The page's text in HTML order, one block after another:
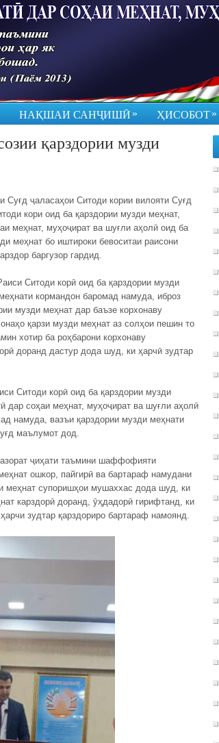
НАҚШАИ САНҶИШӢ » ҲИСОБОТ»
қарздории музди
ҷаласаҳои Ситоди кории вилояти Суғд
кори оид ба қарздории музди меҳнат,
меҳнат, муҳоҷират ва шуғли аҳолӣ оид ба
меҳнат бо иштироки бевоситаи раисони
баргузор гардид.
Ситоди корӣ оид ба қарздории музди
кормандон баромад намуда, иброз
музди меҳнат дар баъзе корхонаву
қарзи музди меҳнат аз солҳои пешин то
хотир ба роҳбарони корхонаву
доранд дастур дода шуд, ки ҳарчӣ зудтар
Ситоди корӣ оид ба қарздории музди
дар соҳаи меҳнат, муҳоҷират ва шуғли аҳолӣ
намуда, вазъи қарздории музди меҳнати
маълумот дод.
ҷиҳати таъмини шаффофияти
ошкор, пайгирӣ ва бартараф намудани
меҳнат супоришҳои мушаххас дода шуд, ки
карздорӣ доранд, ӯҳдадорӣ гирифтанд, ки
зудтар қарздориро бартараф намоянд.